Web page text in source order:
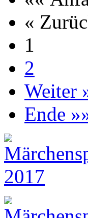
«
1
2
Weiter
Ende